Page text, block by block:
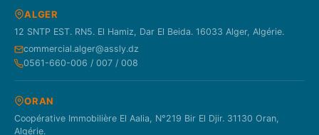
ALGER
12 SNTP EST. RN5. El Hamiz, Dar El Beida. 16033 Alger, Algérie.
commercial.alger@assly.dz
0561-660-006 / 007 / 008
ORAN
Coopérative Immobilière El Aalia, N°219 Bir El Djir. 31130 Oran,
Algérie.